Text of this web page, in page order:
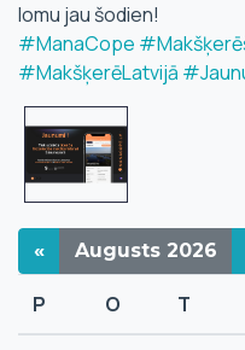
lomu jau šodien!
#ManaCope
#MakšķerēLatvijā
« Augusts 2026
P O T